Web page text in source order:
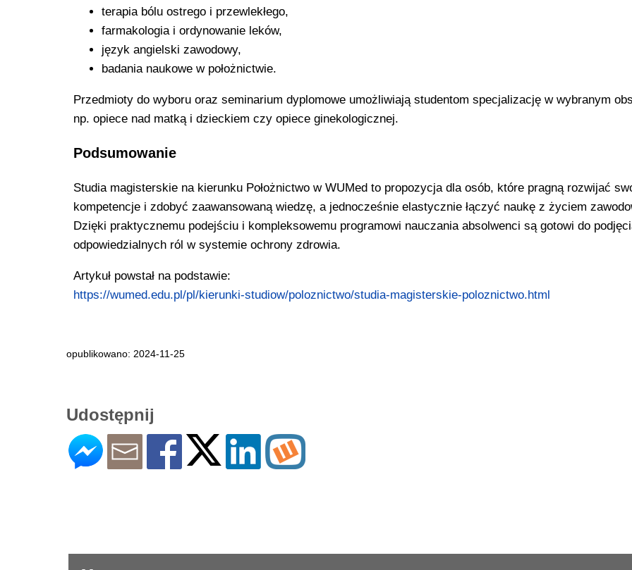
terapia bólu ostrego i przewlekłego,
farmakologia i ordynowanie leków,
język angielski zawodowy,
badania naukowe w położnictwie.
Przedmioty do wyboru oraz seminarium dyplomowe umożliwiają studentom specjalizację w wybranym
np. opiece nad matką i dzieckiem czy opiece ginekologicznej.
Podsumowanie
Studia magisterskie na kierunku Położnictwo w WUMed to propozycja dla osób, które pragną rozwijać
kompetencje i zdobyć zaawansowaną wiedzę, a jednocześnie elastycznie łączyć naukę z życiem
Dzięki praktycznemu podejściu i kompleksowemu programowi nauczania absolwenci są gotowi do
odpowiedzialnych ról w systemie ochrony zdrowia.
Artykuł powstał na podstawie:
https://wumed.edu.pl/pl/kierunki-studiow/poloznictwo/studia-magisterskie-poloznictwo.html
opublikowano: 2024-11-25
Udostępnij